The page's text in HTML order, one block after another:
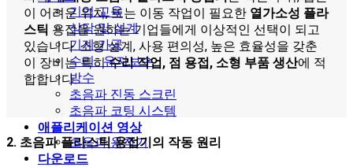
기업 교육
상담 및 설계
기계 가공
수리 · 유지보수
방수
초음파 진동 스크린
초음파 코팅 시스템
애플리케이션 영상
초음파 용착기
다운로드
이 어려운 위치, 또는 이동 작업이 필요한 열가소성 플라
스틱 용접을 원하는 기업들에게 이상적인 선택이 되고
있습니다. 소형 설계, 사용 편의성, 높은 효율성을 갖춘
이 장비는 특히수리 작업, 점 용접, 소형 부품 생산에 적
합합니다.
2. 초음파 플라스틱 용접기의 작동 원리